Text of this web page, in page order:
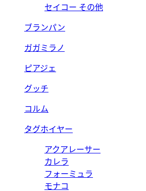
セイコー その他
ブランパン
ガガミラノ
ピアジェ
グッチ
コルム
タグホイヤー
アクアレーサー
カレラ
フォーミュラ
モナコ